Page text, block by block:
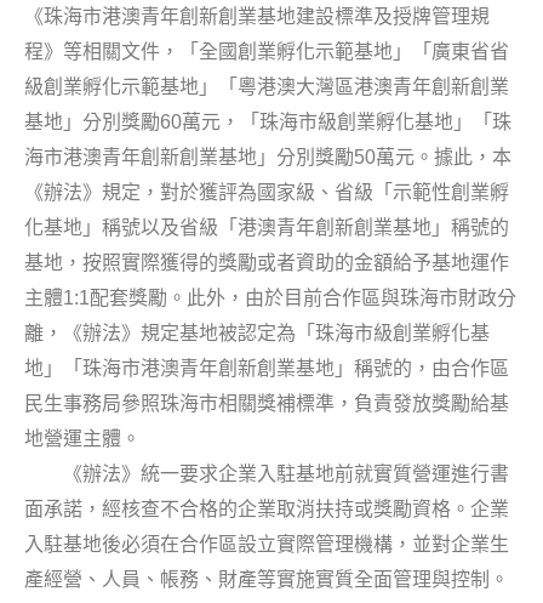
《珠海市港澳青年創新創業基地建設標準及授牌管理規
程》等相關文件，「全國創業孵化示範基地」「廣東省省
級創業孵化示範基地」「粵港澳大灣區港澳青年創新創業
基地」分別獎勵60萬元，「珠海市級創業孵化基地」「珠
海市港澳青年創新創業基地」分別獎勵50萬元。據此，本
《辦法》規定，對於獲評為國家級、省級「示範性創業孵
化基地」稱號以及省級「港澳青年創新創業基地」稱號的
基地，按照實際獲得的獎勵或者資助的金額給予基地運作
主體1:1配套獎勵。此外，由於目前合作區與珠海市財政分
離，《辦法》規定基地被認定為「珠海市級創業孵化基
地」「珠海市港澳青年創新創業基地」稱號的，由合作區
民生事務局參照珠海市相關獎補標準，負責發放獎勵給基
地營運主體。
《辦法》統一要求企業入駐基地前就實質營運進行書
面承諾，經核查不合格的企業取消扶持或獎勵資格。企業
入駐基地後必須在合作區設立實際管理機構，並對企業生
產經營、人員、帳務、財產等實施實質全面管理與控制。